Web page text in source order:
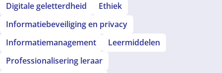
Digitale geletterdheid
Ethiek
Informatiebeveiliging en privacy
Informatiemanagement
Leermiddelen
Professionalisering leraar